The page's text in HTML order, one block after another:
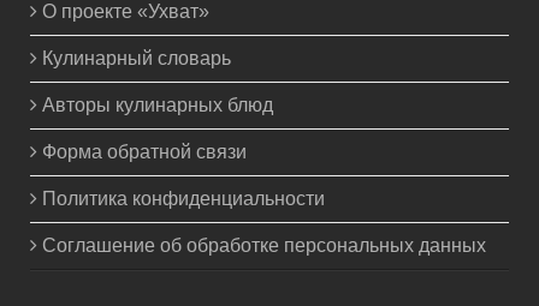
О проекте «Ухват»
Кулинарный словарь
Авторы кулинарных блюд
Форма обратной связи
Политика конфиденциальности
Соглашение об обработке персональных данных